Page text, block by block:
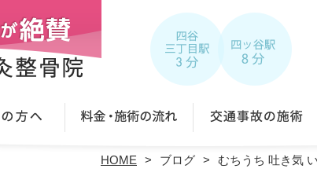
HOME ブログ むちうち 吐き気